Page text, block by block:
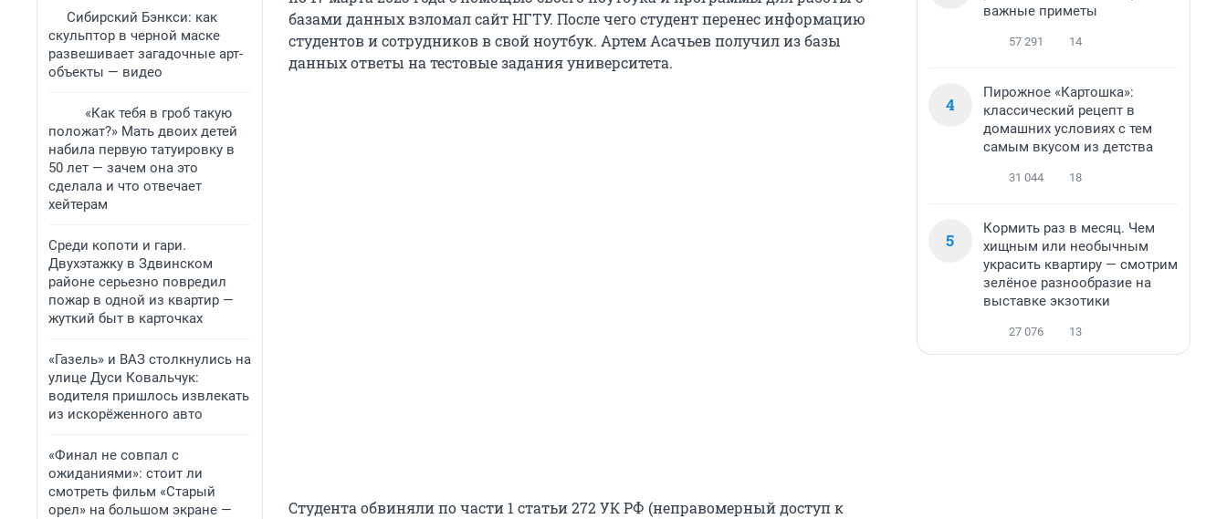
Сибирский Бэнкси: как
скульптор в черной маске
развешивает загадочные арт-
объекты — видео
«Как тебя в гроб такую
положат?» Мать двоих детей
набила первую татуировку в
50 лет — зачем она это
сделала и что отвечает
хейтерам
Среди копоти и гари.
Двухэтажку в Здвинском
районе серьезно повредил
пожар в одной из квартир —
жуткий быт в карточках
«Газель» и ВАЗ столкнулись на
улице Дуси Ковальчук:
водителя пришлось извлекать
из искорёженного авто
«Финал не совпал с
ожиданиями»: стоит ли
смотреть фильм «Старый
орел» на большом экране —
базами данных взломал сайт НГТУ. После чего студент перенес информацию
студентов и сотрудников в свой ноутбук. Артем Асачьев получил из базы
данных ответы на тестовые задания университета.
Студента обвиняли по части 1 статьи 272 УК РФ (неправомерный доступ к
важные приметы
57 291 14
4
Пирожное «Картошка»:
классический рецепт в
домашних условиях с тем
самым вкусом из детства
31 044 18
5
Кормить раз в месяц. Чем
хищным или необычным
украсить квартиру — смотрим
зелёное разнообразие на
выставке экзотики
27 076 13